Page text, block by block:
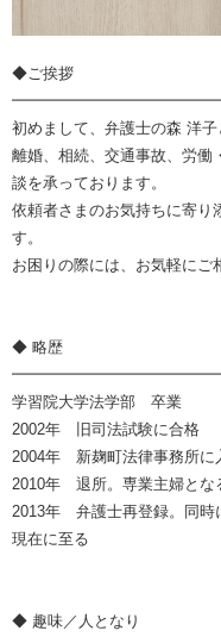
◆ご挨拶
初めまして、弁護士の森 洋子
離婚、相続、交通事故、労働
談を承っております。
依頼者さまのお気持ちに寄り
す。
お困りの際には、お気軽にご
◆ 略歴
学習院大学法学部 卒業
2002年 旧司法試験に合格
2004年 新麹町法律事務所に
2010年 退所。専業主婦とな
2013年 弁護士再登録。同時
現在に至る
◆ 趣味／人となり